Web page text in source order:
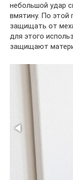
небольшой удар
вмятину. По этой
защищать от
для этого
защищают